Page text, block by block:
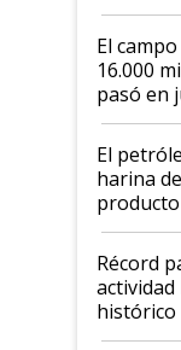
El
16.000
pasó en
El
harina
producto
el agro
diez
récord
Récord
histórico
cosecha